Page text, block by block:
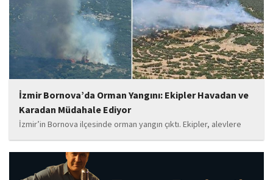
tutuklama talebiyle Sulh Ceza Hakimliği'ne sevk edildi.
İzmir Bornova’da Orman Yangını: Ekipler Havadan ve
Karadan Müdahale Ediyor
İzmir’in Bornova ilçesinde orman yangın çıktı. Ekipler, alevlere
havadan ve karadan müdahale ediyor.